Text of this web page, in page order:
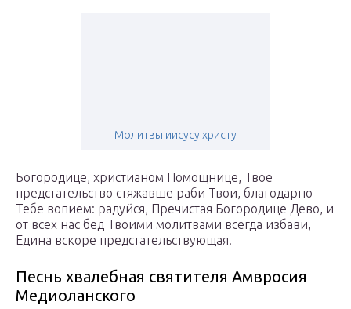
Молитвы иисусу христу
Богородице, христианом Помощнице, Твое
предстательство стяжавше раби Твои, благодарно
Тебе вопием: радуйся, Пречистая Богородице Дево, и
от всех нас бед Твоими молитвами всегда избави,
Едина вскоре предстательствующая.
Песнь хвалебная святителя Амвросия
Медиоланского